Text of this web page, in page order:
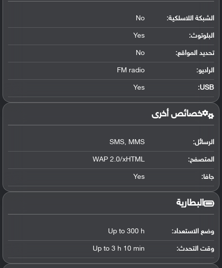
الشبكة اللاسلكية: No
البلوتوث:
Yes
تحديد المواقع:
No
الراديو: FM radio
USB
:
Yes
خصائص أخرى
الرسائل: SMS, MMS
المتصفح: WAP 2.0/xHTML
جافا: Yes
البطارية
وضع الاستعداد: Up to 300 h
وقت التحدث: Up to 3 h 10 min